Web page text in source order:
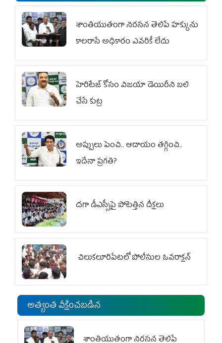
శాంతియుతంగా నిరసన తెలిపే హక్కును
కాలరాసే అధికారం ఎవరికీ లేదు
హెరిటేజ్ కోసం విజయా డెయిరీని బలి
చేసే కుట్ర‌
అప్పులు పెంచి.. ఆదాయం తగ్గించి..
ఇదేనా ప్రగతి?
దగా డీఎస్సీపై పోటెత్తిన దీక్షలు
చిలుక‌లూరిపేట‌లో పోలీసుల ఓవ‌రాక్ష‌న్‌
అత్యంత వీక్షించబడిన
శాంతియుతంగా నిరసన తెలిపే